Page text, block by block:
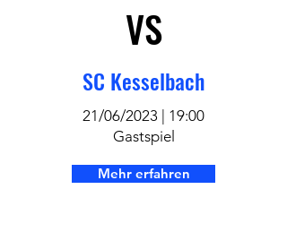
VS
SC Kesselbach
21/06/2023 | 19:00
Gastspiel
Mehr erfahren